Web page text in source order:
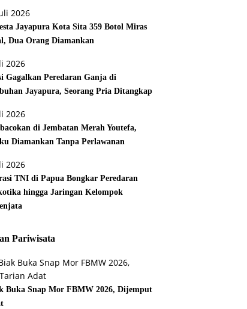
2026
Jayapura Kota Sita 359 Botol Miras
Dua Orang Diamankan
2026
Gagalkan Peredaran Ganja di
Jayapura, Seorang Pria Ditangkap
2026
di Jembatan Merah Youtefa,
Diamankan Tanpa Perlawanan
2026
TNI di Papua Bongkar Peredaran
hingga Jaringan Kelompok
Pariwisata
Buka Snap Mor FBMW 2026, Dijemput